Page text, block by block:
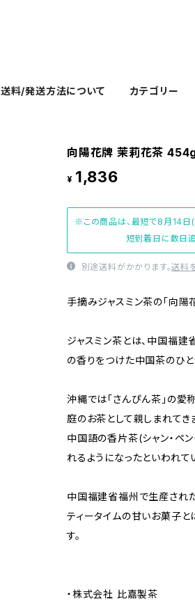
送料/発送方法について カテゴリー
向陽花牌 茉莉花茶
¥ 1,836
※この商品は、最短で8月14日(
短到着日に数日
別途送料がかかります。送料
手摘みジャスミン茶の「向陽
ジャスミン茶とは、中国福
の香りをつけた中国茶のひと
沖縄では「さんぴん茶」の愛
庭のお茶として親しまれてき
中国語の香片茶(シャン・ペ
れるようになったといわれて
中国福建省福州で生産され
ティータイムの甘いお菓子
す。
・株式会社 比嘉製茶